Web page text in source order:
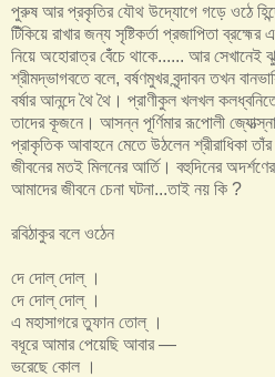
পুরুষ আর প্রকৃতির যৌথ উদ্যোগে গড়ে ওঠে
টিঁকিয়ে রাখার জন্য সৃষ্টিকর্তা প্রজাপিতা
নিয়ে অহোরাত্র বেঁঁচে থাকে...... আর সেখানেই
শ্রীমদ্ভাগবতে বলে, বর্ষণমুখর বৃন্দাবন তখন
বর্ষার আনন্দে থৈ থৈ। প্রাণীকুল খলখল
তাদের কূজনে। আসন্ন পূর্ণিমার রূপোলী
প্রাকৃতিক আবাহনে মেতে উঠলেন শ্রীরাধিকা
জীবনের মত‌ই মিলনের আর্তি। বহুদিনের
আমাদের জীবনে চেনা ঘটনা...তাই নয় কি ?
রবিঠাকুর বলে ওঠেন
দে দোল্‌ দোল্‌ ।
দে দোল্‌ দোল্‌ ।
এ মহাসাগরে তুফান তোল্‌ ।
বধূরে আমার পেয়েছি আবার —
ভরেছে কোল ।